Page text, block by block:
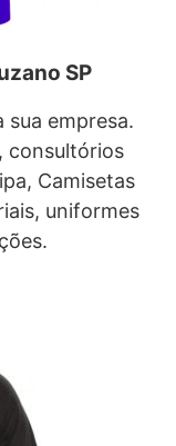
SP
sua empresa.
consultórios
Camisetas
uniformes